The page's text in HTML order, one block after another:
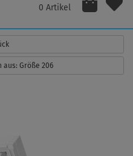
0 Artikel
aus: Größe 206